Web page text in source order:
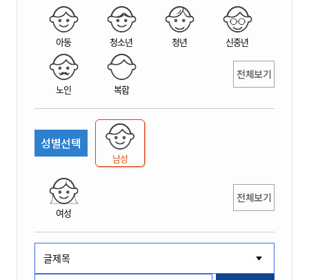
아동 청소년 청년 신중년
노인 복합
전체보기
성별선택
남성
여성
전체보기